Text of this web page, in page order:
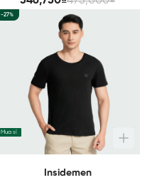
-27%
Mua sỉ
Insidemen